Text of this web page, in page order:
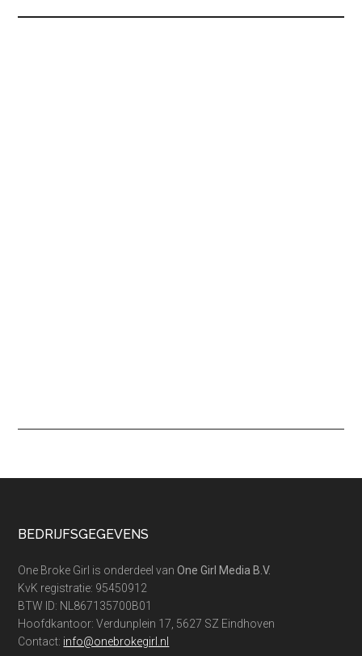
Footer
BEDRIJFSGEGEVENS
One Broke Girl is onderdeel vanOne Girl Media B.V.
KvK registratie: 95450912
BTW ID: NL867135700B01
Hoofdkantoor: Verdunplein 17, 5627 SZ Eindhoven
Contact: info@onebrokegirl.nl